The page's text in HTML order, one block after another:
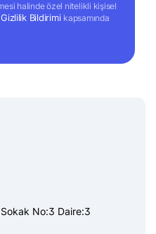
halinde özel nitelikli kişisel
Gizlilik Bildirimi kapsamında
No:3 Daire:3